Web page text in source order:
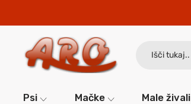
Psi Mačke Male živali